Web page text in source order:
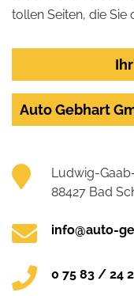
tollen Seiten, die Sie
Auto Gebhart
Ludwig-
88427 Bad
info@auto-
0 75 83 / 24